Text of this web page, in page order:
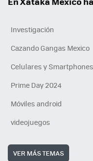
Investigación
Cazando Gangas Mexico
Celulares y Smartphones
Prime Day 2024
Móviles android
videojuegos
VER MÁS TEMAS